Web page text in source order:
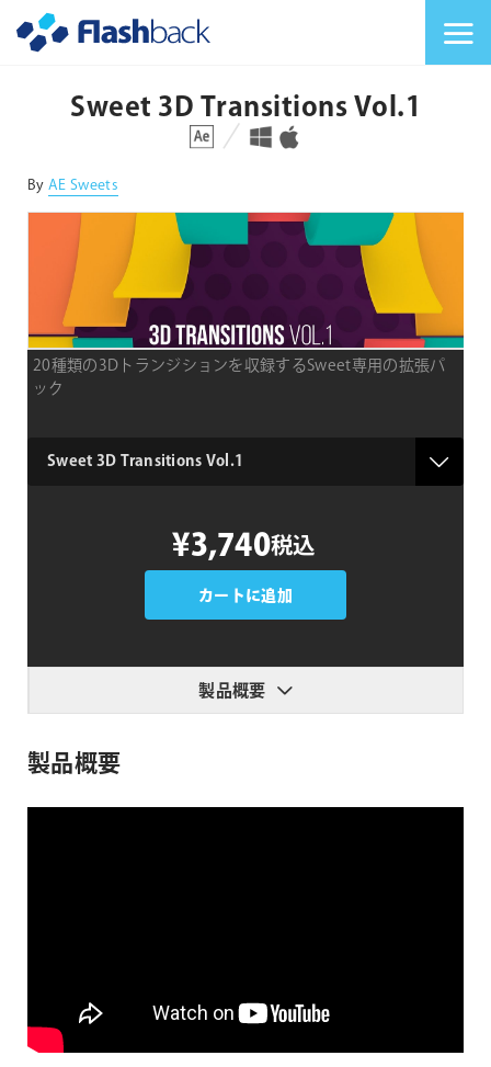
Sweet 3D Transitions Vol.1
対応プラットフォーム 対応OS
By AE Sweets
20種類の3Dトランジションを収録するSweet専用の拡張パ
ック
product
¥3,740税込
カートに追加
製品概要
製品概要